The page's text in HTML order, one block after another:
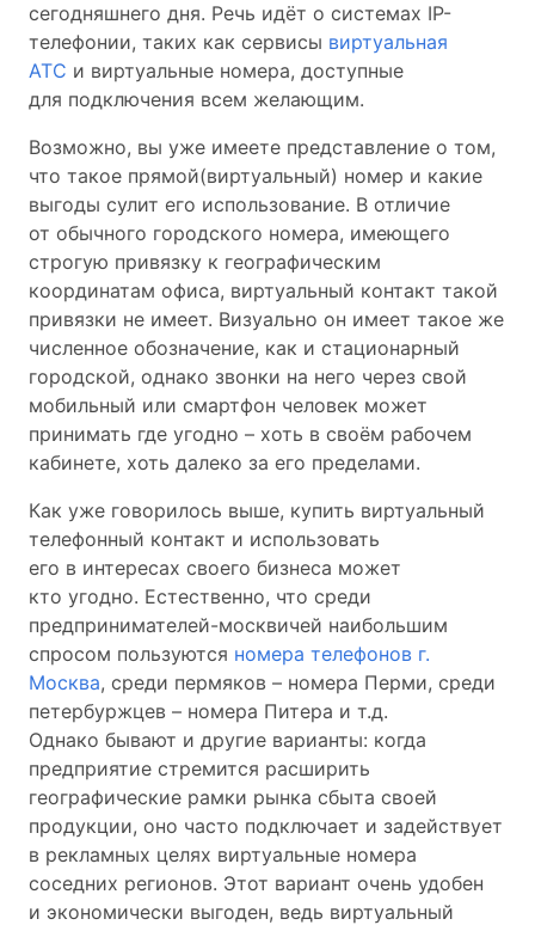
сегодняшнего дня. Речь идёт о системах IP-
телефонии, таких как сервисы виртуальная
АТС и виртуальные номера, доступные
для подключения всем желающим.
Возможно, вы уже имеете представление о том,
что такое прямой(виртуальный) номер и какие
выгоды сулит его использование. В отличие
от обычного городского номера, имеющего
строгую привязку к географическим
координатам офиса, виртуальный контакт такой
привязки не имеет. Визуально он имеет такое же
численное обозначение, как и стационарный
городской, однако звонки на него через свой
мобильный или смартфон человек может
принимать где угодно – хоть в своём рабочем
кабинете, хоть далеко за его пределами.
Как уже говорилось выше, купить виртуальный
телефонный контакт и использовать
его в интересах своего бизнеса может
кто угодно. Естественно, что среди
предпринимателей-москвичей наибольшим
спросом пользуются номера телефонов г.
Москва, среди пермяков – номера Перми, среди
петербуржцев – номера Питера и т.д.
Однако бывают и другие варианты: когда
предприятие стремится расширить
географические рамки рынка сбыта своей
продукции, оно часто подключает и задействует
в рекламных целях виртуальные номера
соседних регионов. Этот вариант очень удобен
и экономически выгоден, ведь виртуальный